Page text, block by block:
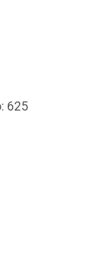
625